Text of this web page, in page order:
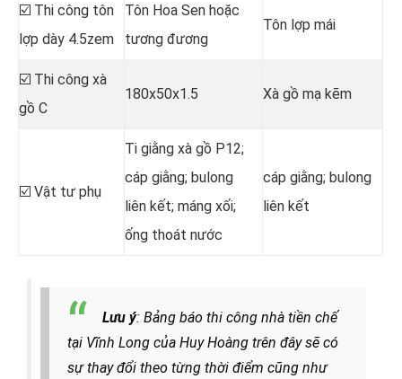
☑️ Thi công tôn
lợp dày 4.5zem
Tôn Hoa Sen hoặc
tương đương
Tôn lợp mái
☑️ Thi công xà
gồ C
180x50x1.5 Xà gồ mạ kẽm
☑️ Vật tư phụ
Ti giằng xà gồ P12;
cáp giằng; bulong
liên kết; máng xối;
ống thoát nước
cáp giằng; bulong
liên kết
Lưu ý: Bảng báo thi công nhà tiền chế
tại Vĩnh Long của Huy Hoàng trên đây sẽ có
sự thay đổi theo từng thời điểm cũng như